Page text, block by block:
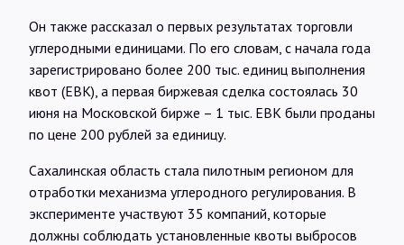
Он также рассказал о первых результатах торговли
углеродными единицами. По его словам, с начала года
зарегистрировано более 200 тыс. единиц выполнения
квот (ЕВК), а первая биржевая сделка состоялась 30
июня на Московской бирже – 1 тыс. ЕВК были проданы
по цене 200 рублей за единицу.
Сахалинская область стала пилотным регионом для
отработки механизма углеродного регулирования. В
эксперименте участвуют 35 компаний, которые
должны соблюдать установленные квоты выбросов